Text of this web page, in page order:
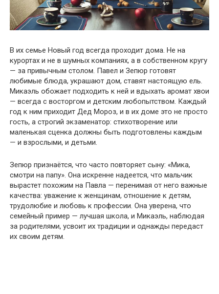
В их семье Новый год всегда проходит дома. Не на
курортах и не в шумных компаниях, а в собственном кругу
— за привычным столом. Павел и Зепюр готовят
любимые блюда, украшают дом, ставят настоящую ель.
Микаэль обожает подходить к ней и вдыхать аромат хвои
— всегда с восторгом и детским любопытством. Каждый
год к ним приходит Дед Мороз, и в их доме это не просто
гость, а строгий экзаменатор: стихотворение или
маленькая сценка должны быть подготовлены каждым
— и взрослыми, и детьми.
Зепюр признаётся, что часто повторяет сыну: «Мика,
смотри на папу». Она искренне надеется, что мальчик
вырастет похожим на Павла — перенимая от него важные
качества: уважение к женщинам, отношение к детям,
трудолюбие и любовь к профессии. Она уверена, что
семейный пример — лучшая школа, и Микаэль, наблюдая
за родителями, усвоит их традиции и однажды передаст
их своим детям.